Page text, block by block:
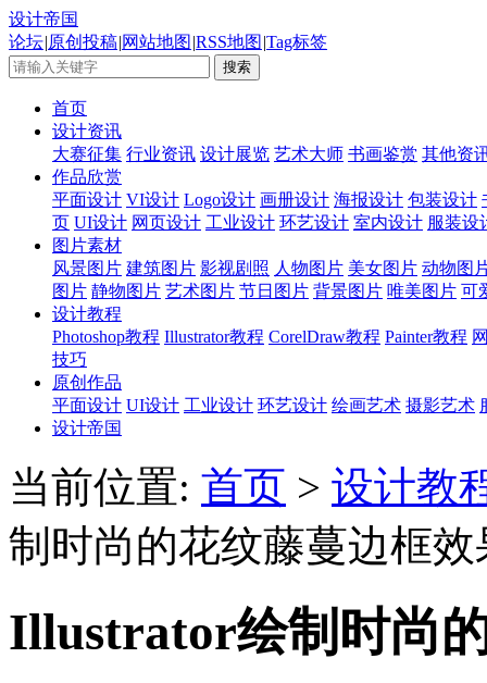
设计帝国
论坛|原创投稿|网站地图 |RSS地图 |Tag标签
首页
设计资讯
大赛征集 行业资讯 设计展览 艺术大师 书画鉴赏 其他资
作品欣赏
平面设计 VI设计 Logo设计 画册设计 海报设计 包装设计
页 UI设计 网页设计 工业设计 环艺设计 室内设计 服装设
图片素材
风景图片 建筑图片 影视剧照 人物图片 美女图片 动物图
图片 静物图片 艺术图片 节日图片 背景图片 唯美图片 可
设计教程
Photoshop教程 Illustrator教程 CorelDraw教程 Painter教程
技巧
原创作品
平面设计 UI设计 工业设计 环艺设计 绘画艺术 摄影艺术
设计帝国
当前位置: 首页 > 设计教
制时尚的花纹藤蔓边框效
Illustrator绘制时尚